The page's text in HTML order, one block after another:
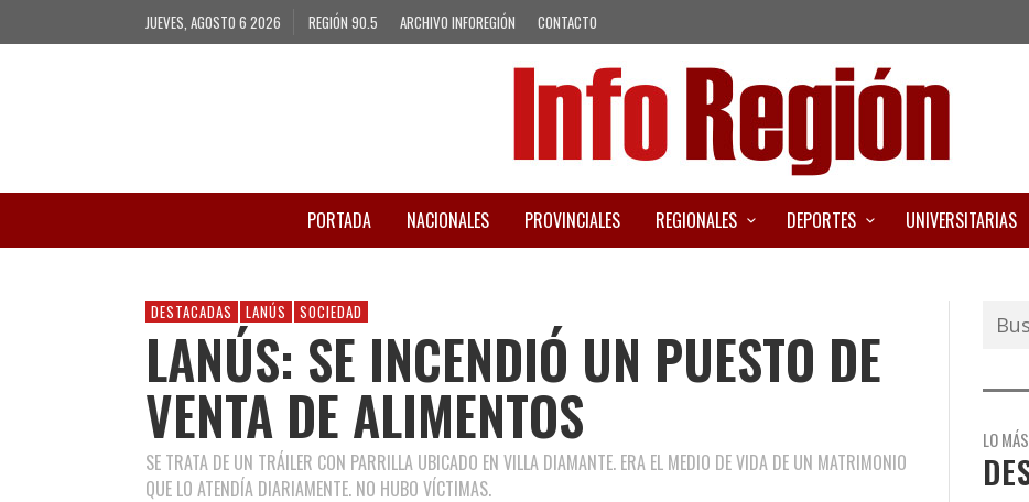
JUEVES, AGOSTO 6 2026 REGIÓN 90.5 ARCHIVO INFOREGIÓN CONTACTO
PORTADA NACIONALES PROVINCIALES REGIONALES DEPORTES UNIVERSITARIAS
DESTACADAS LANÚS SOCIEDAD
LANÚS: SE INCENDIÓ UN PUESTO DE
VENTA DE ALIMENTOS
SE TRATA DE UN TRÁILER CON PARRILLA UBICADO EN VILLA DIAMANTE. ERA EL MEDIO DE VIDA DE UN MATRIMONIO
QUE LO ATENDÍA DIARIAMENTE. NO HUBO VÍCTIMAS.
LO